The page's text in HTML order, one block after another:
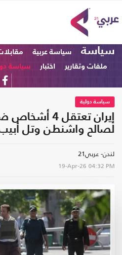
سياسة سياسة عربية
ملفات وتقارير
اختبار سياسة
سياسة دولية
إيران
لصالح واشنطن وتل
لندن- عربي21
19-Apr-26 04:32 PM